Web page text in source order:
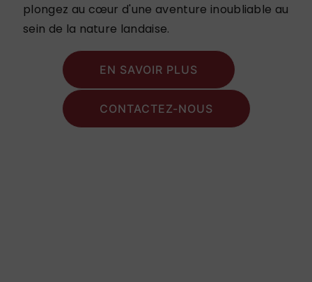
plongez au cœur d'une aventure inoubliable au
sein de la nature landaise.
EN SAVOIR PLUS
CONTACTEZ-NOUS